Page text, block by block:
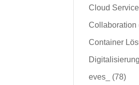
Cloud
Collaboration
Container
Digitalisierung
eves_ (78)